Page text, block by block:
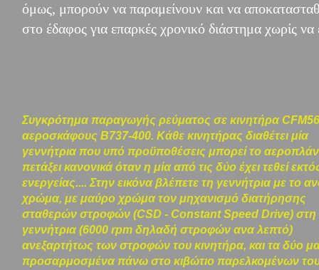
Συγκρότημα παραγωγής ρεύματος σε κινητήρα CFM56
αεροσκάφους Β737-400. Κάθε κινητήρας διαθέτει μία
γεννήτρια που υπό προϋποθέσεις μπορεί το
πετάξει κανονικά όταν η μία από τις δύο έχει τεθεί
ενεργείας.... Στην εικόνα βλέπετε τη γεννήτρια με το
χρώμα, με μαύρο χρώμα τον μηχανισμό διατήρησης
σταθερών στροφών (CSD - Constant Speed Drive) στη
γεννήτρια (6000 rpm δηλαδή στροφών ανα λεπτό)
ανεξαρτήτως των στροφών του κινητήρα, ​και τα δύο
προσαρμοσμένα πάνω στο κιβώτιο παρελκομένων
όμως, μπορούν να παραμείνουν και να
στο έδαφος για επαρκές χρονικό διάστημα χωρίς